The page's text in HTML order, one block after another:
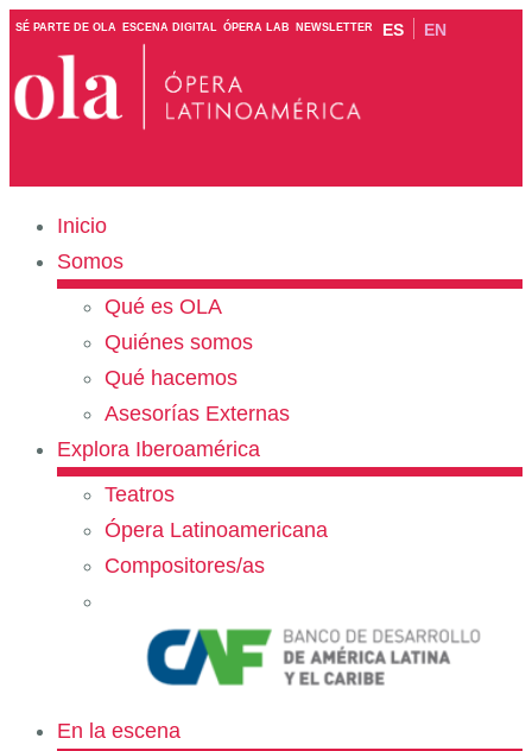
SÉ PARTE DE OLA ESCENA DIGITAL ÓPERA LAB NEWSLETTER ES EN
Inicio
Somos
Qué es OLA
Quiénes somos
Qué hacemos
Asesorías Externas
Explora Iberoamérica
Teatros
Ópera Latinoamericana
Compositores/as
En la escena